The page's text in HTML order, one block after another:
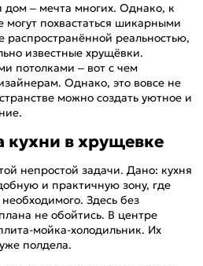
дом – мечта многих. Однако, к
похвастаться шикарными
реальностью,
известные хрущёвки.
потолками – вот с чем
Однако, это вовсе не
можно создать уютное и
кухни в хрущевке
непростой задачи. Дано: кухня
и практичную зону, где
Здесь без
не обойтись. В центре
мойка-холодильник. Их
полдела.